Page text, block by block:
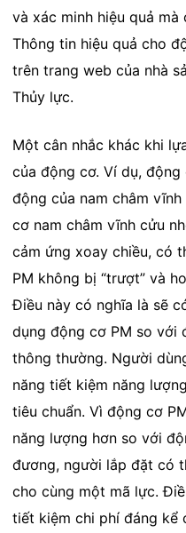
và xác minh hiệu quả
Thông tin hiệu quả cho
trên trang web của nhà
Thủy lực.
Một cân nhắc khác khi
của động cơ. Ví dụ,
động của nam châm
cơ nam châm vĩnh cửu
cảm ứng xoay chiều, có
PM không bị “trượt” và
Điều này có nghĩa là sẽ
dụng động cơ PM so với
thông thường. Người
năng tiết kiệm năng
tiêu chuẩn. Vì động cơ
năng lượng hơn so với
đương, người lắp đặt có
cho cùng một mã lực.
tiết kiệm chi phí đáng kể